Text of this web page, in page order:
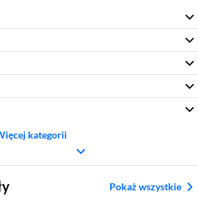
kategorii
Pokaż wszystkie